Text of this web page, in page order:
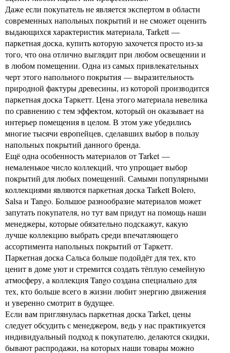
Даже если покупатель не является экспертом в области
современных напольных покрытий и не сможет оценить
выдающихся характеристик материала, Tarkett —
паркетная доска, купить которую захочется просто из-за
того, что она отлично выглядит при любом освещении и
в любом помещении. Одна из самых привлекательных
черт этого напольного покрытия — выразительность
природной фактуры древесины, из которой производится
паркетная доска Таркетт. Цена этого материала невелика
по сравнению с тем эффектом, который он оказывает на
интерьер помещения в целом. В этом уже убедились
многие тысячи европейцев, сделавших выбор в пользу
напольных покрытий данного бренда.
Ещё одна особенность материалов от Tarket —
немаленькое число коллекций, что упрощает выбор
покрытий для любых помещений. Самыми популярными
коллекциями являются паркетная доска Tarkett Bolero,
Salsa и Tango. Большое разнообразие материалов может
запутать покупателя, но тут вам придут на помощь наши
менеджеры, которые обязательно подскажут, какую
лучше коллекцию выбрать среди впечатляющего
ассортимента напольных покрытий от Таркетт.
Паркетная доска Сальса больше подойдёт для тех, кто
ценит в доме уют и стремится создать тёплую семейную
атмосферу, а коллекция Tango создана специально для
тех, кто больше всего в жизни любит энергию движения
и уверенно смотрит в будущее.
Если вам приглянулась паркетная доска Tarket, цены
следует обсудить с менеджером, ведь у нас практикуется
индивидуальный подход к покупателю, делаются скидки,
бывают распродажи, на которых наши товары можно